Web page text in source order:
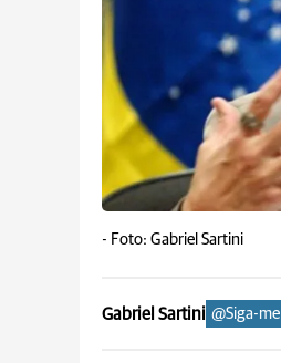
- Foto: Gabriel Sartini
Gabriel Sartini @Siga-me